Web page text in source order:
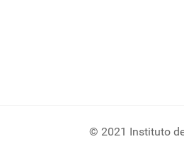
© 2021 Instituto